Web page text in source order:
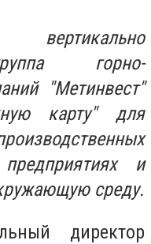
горно-
"Метинвест"
карту" для
и
среду.
директор